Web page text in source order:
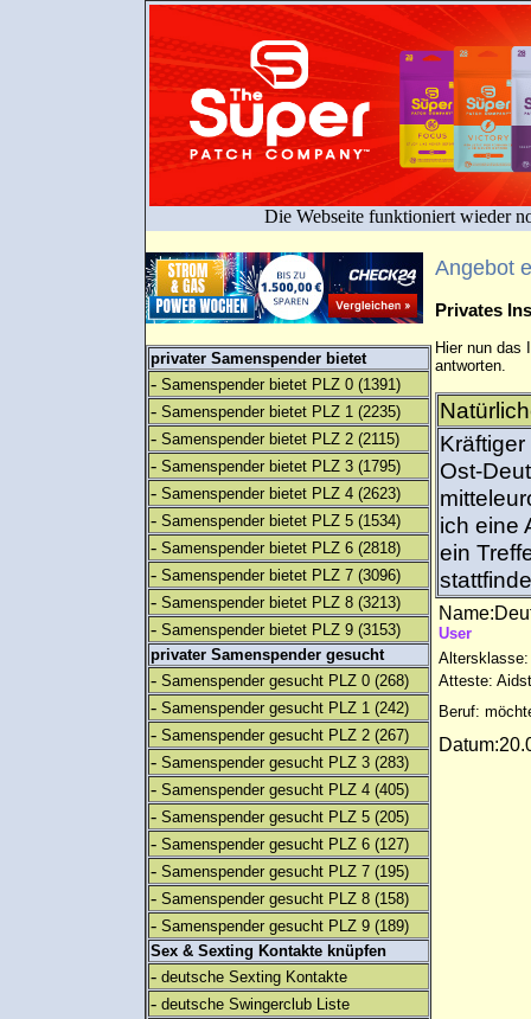
Die Webseite funktioniert wieder
privater Samenspender bietet
- Samenspender bietet PLZ 0 (1391)
- Samenspender bietet PLZ 1 (2235)
- Samenspender bietet PLZ 2 (2115)
- Samenspender bietet PLZ 3 (1795)
- Samenspender bietet PLZ 4 (2623)
- Samenspender bietet PLZ 5 (1534)
- Samenspender bietet PLZ 6 (2818)
- Samenspender bietet PLZ 7 (3096)
- Samenspender bietet PLZ 8 (3213)
- Samenspender bietet PLZ 9 (3153)
privater Samenspender gesucht
- Samenspender gesucht PLZ 0 (268)
- Samenspender gesucht PLZ 1 (242)
- Samenspender gesucht PLZ 2 (267)
- Samenspender gesucht PLZ 3 (283)
- Samenspender gesucht PLZ 4 (405)
- Samenspender gesucht PLZ 5 (205)
- Samenspender gesucht PLZ 6 (127)
- Samenspender gesucht PLZ 7 (195)
- Samenspender gesucht PLZ 8 (158)
- Samenspender gesucht PLZ 9 (189)
Sex & Sexting Kontakte knüpfen
- deutsche Sexting Kontakte
- deutsche Swingerclub Liste
Angebot
Privates
Hier nun das
antworten.
Ost-
ich eine
ein
User
Altersklasse:
Atteste:
Beruf: